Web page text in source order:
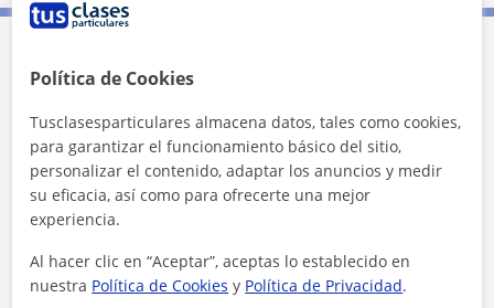
Contacta con Maria José
Tarifa 20€/h
1ª clase gratis
Política de Cookies
Tusclasesparticulares almacena datos, tales como cookies,
para garantizar el funcionamiento básico del sitio,
personalizar el contenido, adaptar los anuncios y medir
su eficacia, así como para ofrecerte una mejor
experiencia.
Al hacer clic en “Aceptar”, aceptas lo establecido en
nuestra Política de Cookies y Política de Privacidad.